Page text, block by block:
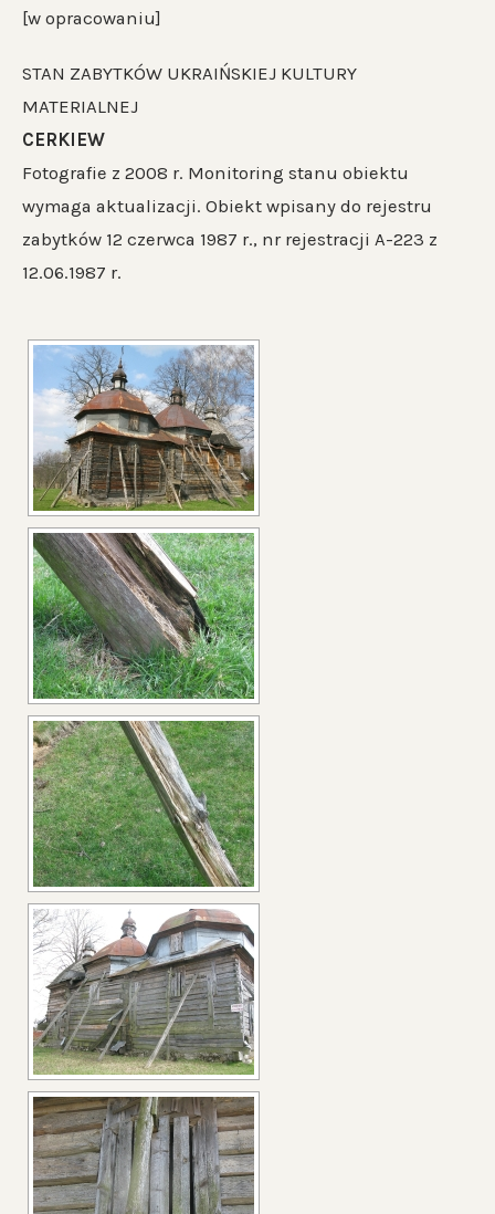
[w opracowaniu]
STAN ZABYTKÓW UKRAIŃSKIEJ KULTURY
MATERIALNEJ
CERKIEW
Fotografie z 2008 r. Monitoring stanu obiektu
wymaga aktualizacji. Obiekt wpisany do rejestru
zabytków 12 czerwca 1987 r., nr rejestracji A-223 z
12.06.1987 r.